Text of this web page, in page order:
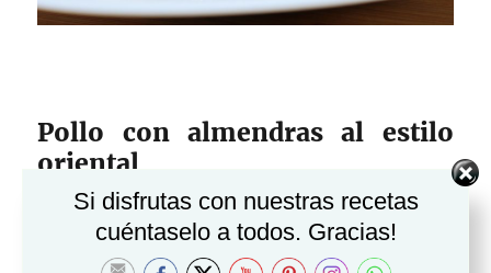
Pollo con almendras al estilo
oriental
Vamos a preparar un delicioso POLLO CON
ALMENDRAS AL ESTILO ORIENTAL. Es uno de
Si disfrutas con nuestras recetas
cuéntaselo a todos. Gracias!